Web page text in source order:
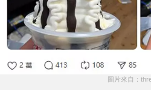
圖片來自：